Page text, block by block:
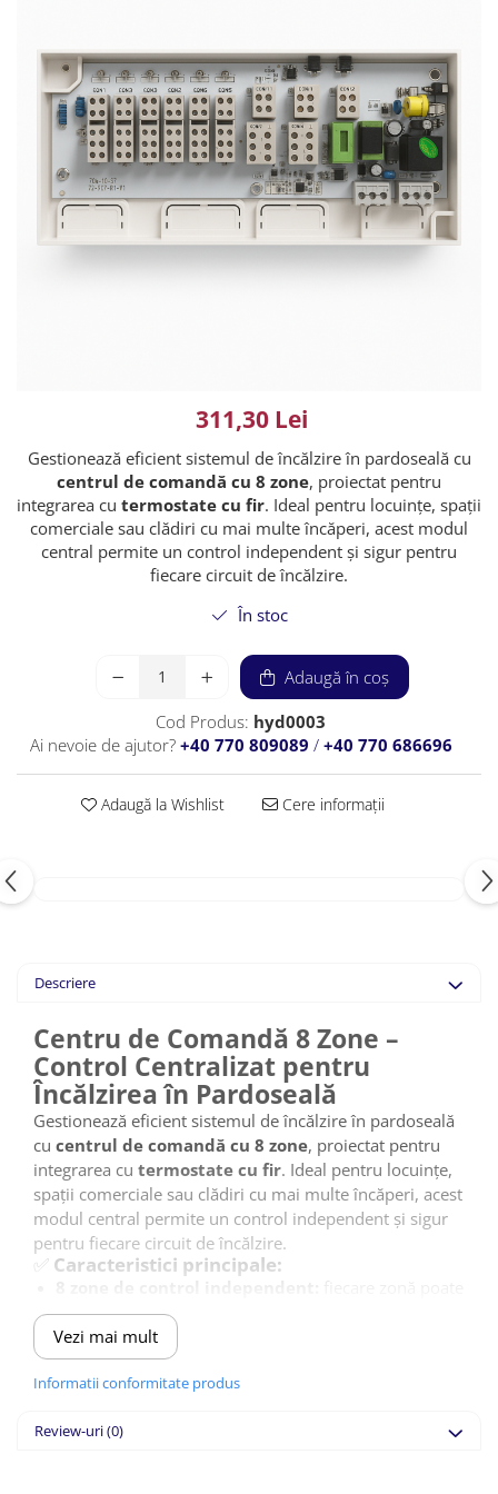
311,30 Lei
Gestionează eficient sistemul de încălzire în pardoseală cu
centrul de comandă cu 8 zone, proiectat pentru
integrarea cu termostate cu fir. Ideal pentru locuințe, spații
comerciale sau clădiri cu mai multe încăperi, acest modul
central permite un control independent și sigur pentru
fiecare circuit de încălzire.
În stoc
Adaugă în coș
Cod Produs: hyd0003
Ai nevoie de ajutor? +40 770 809089 / +40 770 686696
Adaugă la Wishlist Cere informații
Descriere
Centru de Comandă 8 Zone –
Control Centralizat pentru
Încălzirea în Pardoseală
Gestionează eficient sistemul de încălzire în pardoseală
cu centrul de comandă cu 8 zone, proiectat pentru
integrarea cu termostate cu fir. Ideal pentru locuințe,
spații comerciale sau clădiri cu mai multe încăperi, acest
modul central permite un control independent și sigur
pentru fiecare circuit de încălzire.
✅ Caracteristici principale:
fi conectată la un termostat dedicat, pentru reglaj
individual al temperaturii
Compatibil cu termostate cu fir (230V):
perfectă pentru instalații clasice sau noi construcții
tabloul electric
Vezi mai mult
Informatii conformitate produs
Review-uri(0)